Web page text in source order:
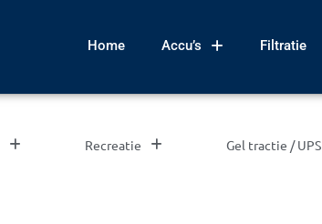
Home Accu’s Filtratie
Recreatie Gel tractie / UPS